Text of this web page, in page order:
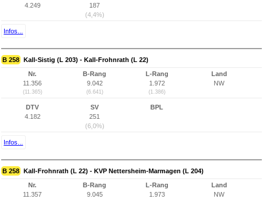
4.249
187
(4,4%)
Infos...
B 258 Kall-Sistig (L 203) - Kall-Frohnrath (L 22)
Nr.
11.356
(11.365)
B-Rang
9.042
(6.641)
L-Rang
1.972
(1.386)
Land
NW
DTV
4.182
SV
251
(6,0%)
BPL
Infos...
B 258 Kall-Frohnrath (L 22) - KVP Nettersheim-Marmagen (L 204)
Nr.
11.357
B-Rang
9.045
L-Rang
1.973
Land
NW